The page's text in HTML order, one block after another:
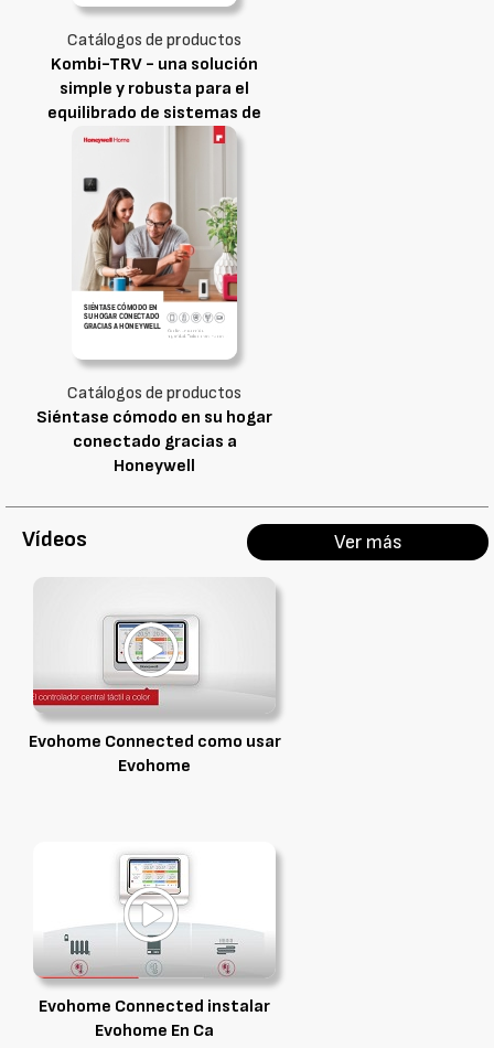
Catálogos de productos
Kombi-TRV - una solución
simple y robusta para el
equilibrado de sistemas de
calefacción en una sola
Catálogos de productos
Siéntase cómodo en su hogar
conectado gracias a
Honeywell
Vídeos Ver más
Evohome Connected como usar
Evohome
Evohome Connected instalar
Evohome En Ca